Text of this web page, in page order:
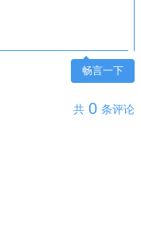
畅言一下
共 0 条评论